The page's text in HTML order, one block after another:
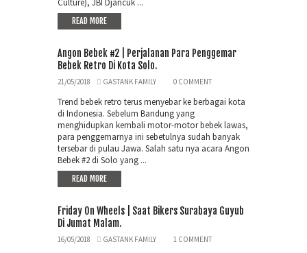
Culture), JBI Djancuk ...
READ MORE
Angon Bebek #2 | Perjalanan Para Penggemar
Bebek Retro Di Kota Solo.
21/05/2018 GASTANK FAMILY 0 COMMENT
Trend bebek retro terus menyebar ke berbagai kota
di Indonesia. Sebelum Bandung yang
menghidupkan kembali motor-motor bebek lawas,
para penggemarnya ini sebetulnya sudah banyak
tersebar di pulau Jawa. Salah satu nya acara Angon
Bebek #2 di Solo yang ...
READ MORE
Friday On Wheels | Saat Bikers Surabaya Guyub
Di Jumat Malam.
16/05/2018 GASTANK FAMILY 1 COMMENT